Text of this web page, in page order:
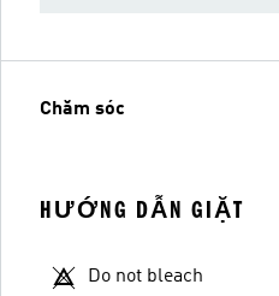
Chăm sóc
HƯỚNG DẪN GIẶT
Do not bleach